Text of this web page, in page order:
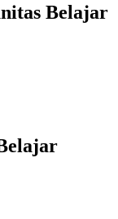
Belajar